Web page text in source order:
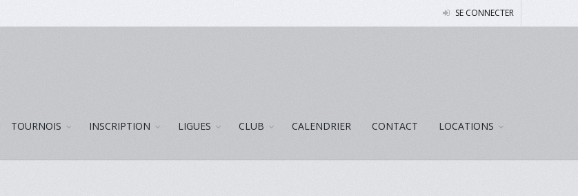
SE CONNECTER
TOURNOIS INSCRIPTION LIGUES CLUB CALENDRIER CONTACT LOCATIONS